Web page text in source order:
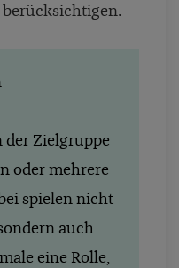
berücksichtigen.
der Zielgruppe
oder mehrere
spielen nicht
auch
eine Rolle,